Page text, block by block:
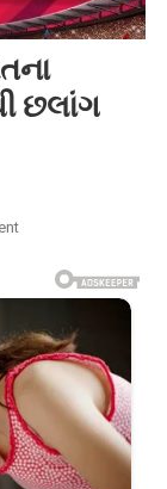
છલાંગ
On
જગતમાં
ભારતના
દિગ્ગજ
ક્રિકેટરે
ચોથા
માળેથી
છલાંગ